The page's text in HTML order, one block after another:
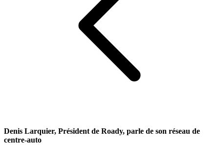
Denis Larquier, Président de Roady, parle de son réseau de
centre-auto